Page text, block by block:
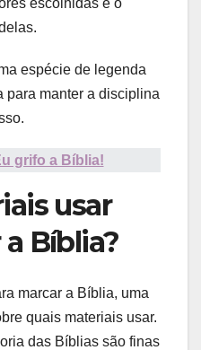
escolhidas e o
espécie de legenda
para manter a disciplina
grifo a Bíblia!
usar
Bíblia?
marcar a Bíblia, uma
quais materiais usar.
das Bíblias são finas